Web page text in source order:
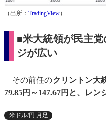
（出所： TradingView）
■米大統領が民主
ジが広い
その前任のクリントン大
79.85円～147.67円と、レン
米ドル/円 月足